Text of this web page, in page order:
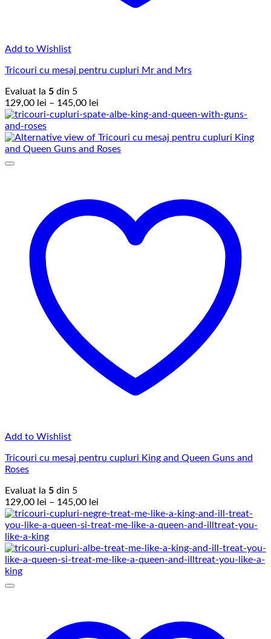
Add to Wishlist
Tricouri cu mesaj pentru cupluri Mr and Mrs
Evaluat la 5 din 5
129,00 lei – 145,00 lei
de
129,00 lei
până
Add to Wishlist
Tricouri cu mesaj pentru cupluri King and Queen Guns and
Roses
Evaluat la 5 din 5
129,00 lei – 145,00 lei
de
prețuri:
până
la